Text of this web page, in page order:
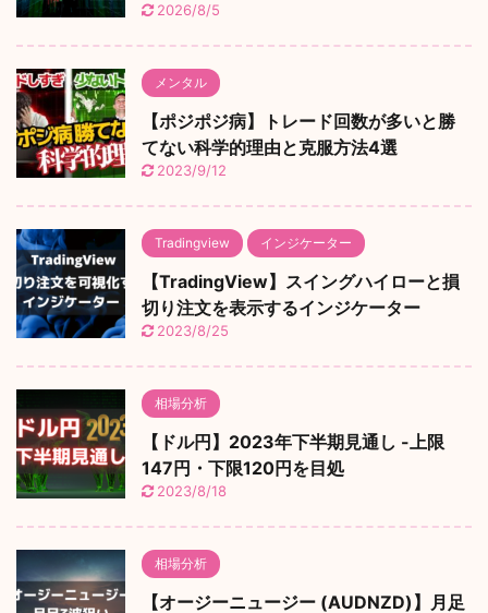
2026/8/5
メンタル
【ポジポジ病】トレード回数が多いと勝
てない科学的理由と克服方法4選
2023/9/12
Tradingview インジケーター
【TradingView】スイングハイローと損
切り注文を表示するインジケーター
2023/8/25
相場分析
【ドル円】2023年下半期見通し -上限
147円・下限120円を目処
2023/8/18
相場分析
【オージーニュージー (AUDNZD)】月足